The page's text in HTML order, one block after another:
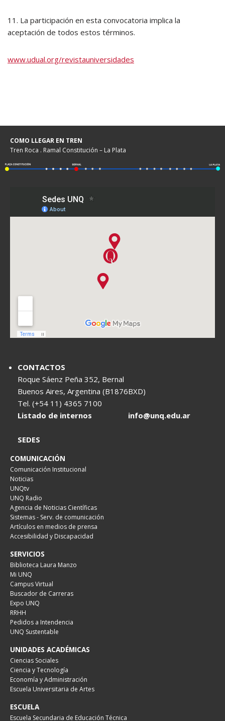
11. La participación en esta convocatoria implica la
aceptación de todos estos términos.
www.udual.org/revistauniversidades
COMO LLEGAR EN TREN
Tren Roca . Ramal Constitución – La Plata
CONTACTOS
Roque Sáenz Peña 352, Bernal
Buenos Aires, Argentina (B1876BXD)
Tel. (+54 11) 4365 7100
Listado de internos
info@unq.edu.ar
SEDES
COMUNICACIÓN
Comunicación Institucional
Noticias
UNQtv
UNQ Radio
Agencia de Noticias Científicas
Sistemas - Serv. de comunicación
Artículos en medios de prensa
Accesibilidad y Discapacidad
SERVICIOS
Biblioteca Laura Manzo
Mi UNQ
Campus Virtual
Buscador de Carreras
Expo UNQ
RRHH
Pedidos a Intendencia
UNQ Sustentable
UNIDADES ACADÉMICAS
Ciencias Sociales
Ciencia y Tecnología
Economía y Administración
Escuela Universitaria de Artes
ESCUELA
Escuela Secundaria de Educación Técnica